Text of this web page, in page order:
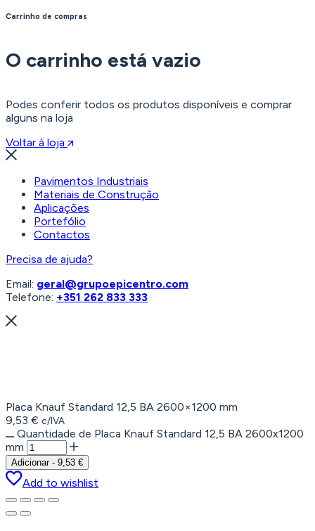
Carrinho de compras
O carrinho está vazio
Podes conferir todos os produtos disponíveis e comprar
alguns na loja
Voltar à loja
Pavimentos Industriais
Materiais de Construção
Aplicações
Portefólio
Contactos
Precisa de ajuda?
Email: geral@grupoepicentro.com
Telefone: +351 262 833 333
Placa Knauf Standard 12,5 BA 2600×1200 mm
9,53 € c/IVA
Quantidade de Placa Knauf Standard 12,5 BA 2600x1200
mm
Adicionar - 9,53 €
Add to wishlist